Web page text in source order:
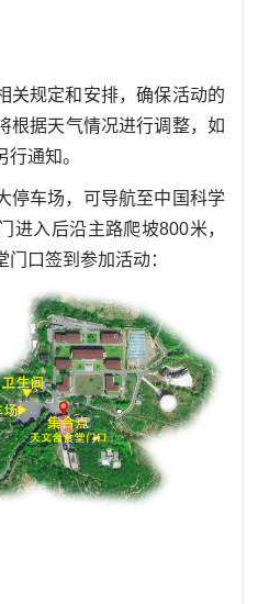
关规定和安排，确保活动的
根据天气情况进行调整，如
通知。
停车场，可导航至中国科学
进入后沿主路爬坡800米，
口签到参加活动：